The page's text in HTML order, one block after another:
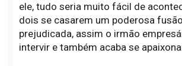
ele, tudo seria muito fácil de
dois se casarem um poderosa
prejudicada, assim o irmão
intervir e também acaba se